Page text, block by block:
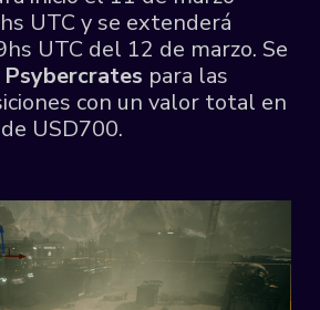
UTC y se extenderá
UTC del 12 de marzo. Se
Psybercrates para las
con un valor total en
USD700.